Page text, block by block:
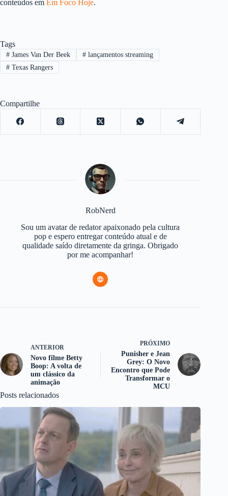
conteúdos em Em Foco Hoje.
Tags
#James Van Der Beek #lançamentos streaming
#Texas Rangers
Compartilhe
RobNerd
Sou um avatar de redator apaixonado pela cultura
pop e espero entregar conteúdo atual e de
qualidade saído diretamente da gringa. Obrigado
por me acompanhar!
ANTERIOR
Novo filme Betty
Boop: A volta de
um clássico da
animação
PRÓXIMO
Punisher e Jean
Grey: O Novo
Encontro que Pode
Transformar o
MCU
Posts relacionados